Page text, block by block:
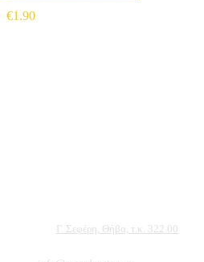
€1.90
Γ. Σεφέρη, Θήβα, τ.κ. 322 00